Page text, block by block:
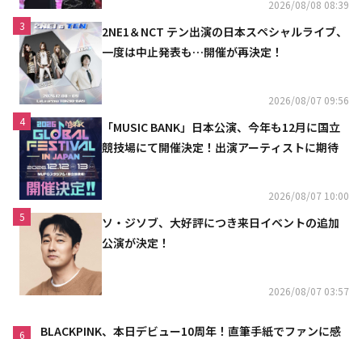
2026/08/08 08:39
3
2NE1＆NCT テン出演の日本スペシャルライブ、
一度は中止発表も…開催が再決定！
2026/08/07 09:56
4
「MUSIC BANK」日本公演、今年も12月に国立
競技場にて開催決定！出演アーティストに期待
2026/08/07 10:00
5
ソ・ジソブ、大好評につき来日イベントの追加
公演が決定！
2026/08/07 03:57
6
BLACKPINK、本日デビュー10周年！直筆手紙でファンに感